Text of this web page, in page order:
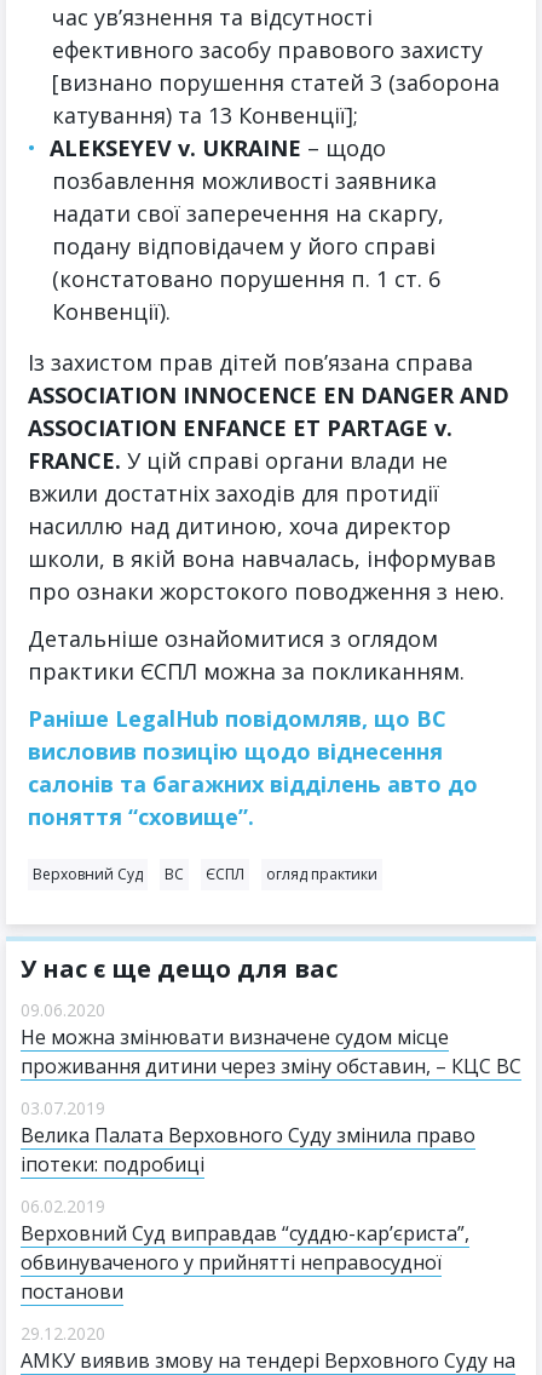
час ув’язнення та відсутності
ефективного засобу правового захисту
[визнано порушення статей 3 (заборона
катування) та 13 Конвенції];
ALEKSEYEV v. UKRAINE – щодо
позбавлення можливості заявника
надати свої заперечення на скаргу,
подану відповідачем у його справі
(констатовано порушення п. 1 ст. 6
Конвенції).
Із захистом прав дітей пов’язана справа
ASSOCIATION INNOCENCE EN DANGER AND
ASSOCIATION ENFANCE ET PARTAGE v.
FRANCE. У цій справі органи влади не
вжили достатніх заходів для протидії
насиллю над дитиною, хоча директор
школи, в якій вона навчалась, інформував
про ознаки жорстокого поводження з нею.
Детальніше ознайомитися з оглядом
практики ЄСПЛ можна за покликанням.
Раніше LegalHub повідомляв, що ВС
висловив позицію щодо віднесення
салонів та багажних відділень авто до
поняття “сховище”.
Верховний Суд ВС ЄСПЛ огляд практики
У нас є ще дещо для вас
09.06.2020
Не можна змінювати визначене судом місце
проживання дитини через зміну обставин, – КЦС ВС
03.07.2019
Велика Палата Верховного Суду змінила право
іпотеки: подробиці
06.02.2019
Верховний Суд виправдав “суддю-кар’єриста”,
обвинуваченого у прийнятті неправосудної
постанови
29.12.2020
АМКУ виявив змову на тендері Верховного Суду на